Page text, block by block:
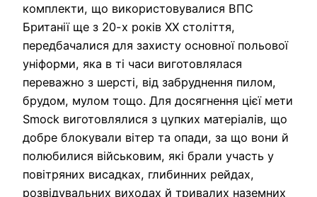
комплекти, що використовувалися ВПС
Британії ще з 20-х років XX століття,
передбачалися для захисту основної польової
уніформи, яка в ті часи виготовлялася
переважно з шерсті, від забруднення пилом,
брудом, мулом тощо. Для досягнення цієї мети
Smock виготовлялися з цупких матеріалів, що
добре блокували вітер та опади, за що вони й
полюбилися військовим, які брали участь у
повітряних висадках, глибинних рейдах,
розвідувальних виходах й тривалих наземних